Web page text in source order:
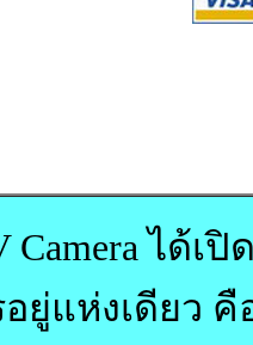
Camera ได้เ
ยู่แห่งเดียว